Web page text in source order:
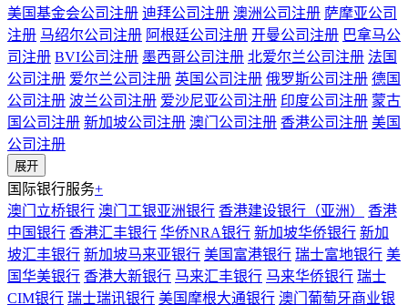
美国基金会公司注册 迪拜公司注册 澳洲公司注册 萨摩亚公司
注册 马绍尔公司注册 阿根廷公司注册 开曼公司注册 巴拿马公
司注册 BVI公司注册 墨西哥公司注册 北爱尔兰公司注册 法国
公司注册 爱尔兰公司注册 英国公司注册 俄罗斯公司注册 德国
公司注册 波兰公司注册 爱沙尼亚公司注册 印度公司注册 蒙古
国公司注册 新加坡公司注册 澳门公司注册 香港公司注册 美国
公司注册
展开
国际银行服务+
澳门立桥银行 澳门工银亚洲银行 香港建设银行（亚洲）
香港
中国银行 香港汇丰银行 华侨NRA银行 新加坡华侨银行 新加
坡汇丰银行 新加坡马来亚银行 美国富港银行 瑞士富地银行 美
国华美银行 香港大新银行 马来汇丰银行 马来华侨银行 瑞士
CIM银行 瑞士瑞讯银行 美国摩根大通银行 澳门葡萄牙商业银